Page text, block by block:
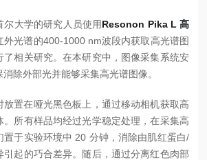
尔大学的研究人员使用Resonon Pika L 高
外光谱的400-1000 nm波段内获取高光谱图
了相关研究。在本研究中，图像采集系统安
消除外部光并能够采集高光谱图像。
放置在哑光黑色板上，通过移动相机获取高
。所有样品均经过光学稳定处理，在采集高
置于实验环境中 20 分钟，消除由肌红蛋白/
引起的巧合差异。随后，通过分离红色肉部